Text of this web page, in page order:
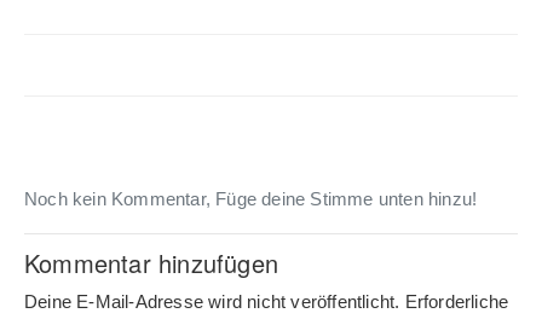
Noch kein Kommentar, Füge deine Stimme unten hinzu!
Kommentar hinzufügen
Deine E-Mail-Adresse wird nicht veröffentlicht. Erforderliche